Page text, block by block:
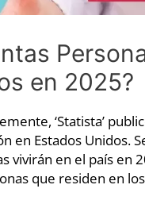
en 2025?
‘Statista’
en Estados Unidos.
vivirán en el país en
que residen en